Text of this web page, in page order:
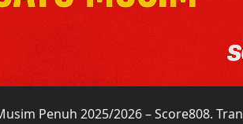
Penuh 2025/2026 – Score808.